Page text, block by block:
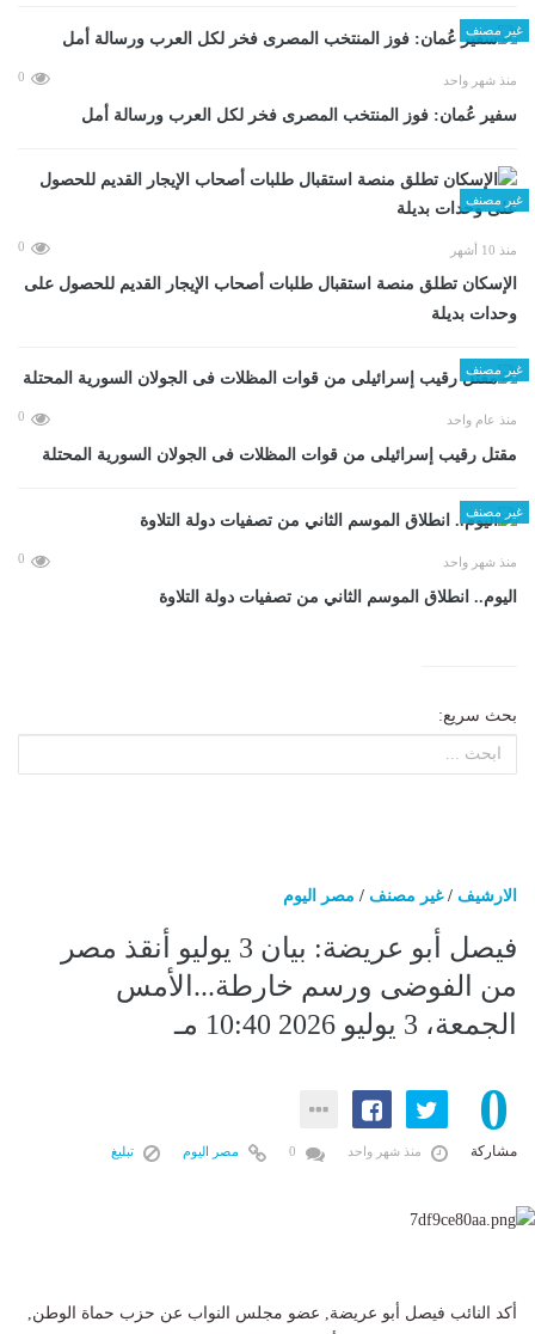
غير مصنف
منذ شهر واحد 0
سفير عُمان: فوز المنتخب المصرى فخر لكل العرب ورسالة أمل
غير مصنف
منذ 10 أشهر 0
الإسكان تطلق منصة استقبال طلبات أصحاب الإيجار القديم للحصول على
وحدات بديلة
غير مصنف
منذ عام واحد 0
مقتل رقيب إسرائيلى من قوات المظلات فى الجولان السورية المحتلة
غير مصنف
منذ شهر واحد 0
اليوم.. انطلاق الموسم الثاني من تصفيات دولة التلاوة
بحث سريع:
الارشيف /غير مصنف / مصر اليوم
فيصل أبو عريضة: بيان 3 يوليو أنقذ مصر
من الفوضى ورسم خارطة...الأمس
الجمعة، 3 يوليو 2026 10:40 مـ
0
مشاركة منذ شهر واحد مصر اليوم تبليغ
أكد النائب فيصل أبو عريضة, عضو مجلس النواب عن حزب حماة الوطن,